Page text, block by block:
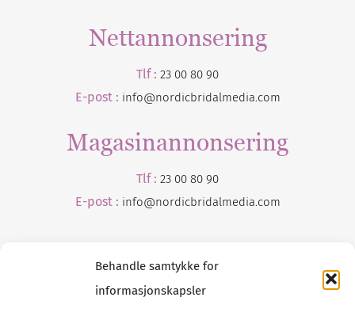
Behandle samtykke for
informasjonskapsler
Nettannonsering
Tlf : 23 00 80 90
E-post : info@nordicbridalmedia.com
Magasinannonsering
Tlf : 23 00 80 90
E-post : info@nordicbridalmedia.com